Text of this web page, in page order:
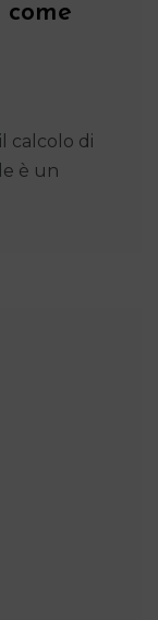
come
calcolo di
è un